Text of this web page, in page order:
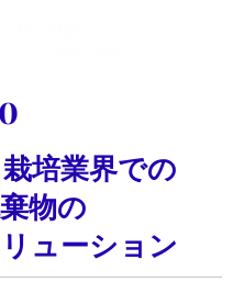
培業界での
物の
ューション